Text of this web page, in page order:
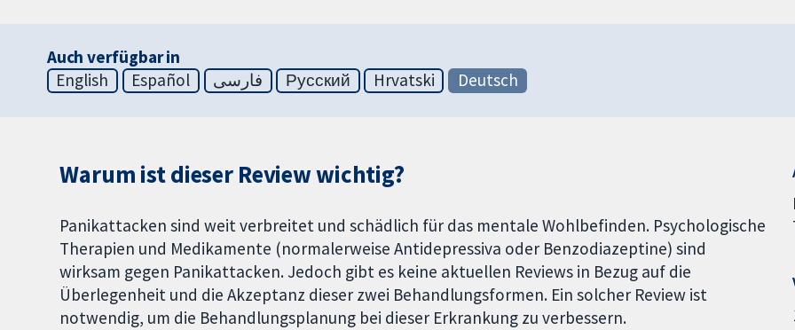
Auch verfügbar in
English
Español فارسی Русский Hrvatski Deutsch
Warum ist dieser Review wichtig?
Panikattacken sind weit verbreitet und schädlich für das mentale Wohlbefinden. Psychologische
Therapien und Medikamente (normalerweise Antidepressiva oder Benzodiazeptine) sind
wirksam gegen Panikattacken. Jedoch gibt es keine aktuellen Reviews in Bezug auf die
Überlegenheit und die Akzeptanz dieser zwei Behandlungsformen. Ein solcher Review ist
notwendig, um die Behandlungsplanung bei dieser Erkrankung zu verbessern.